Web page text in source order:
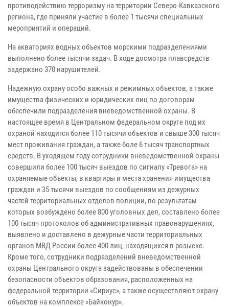
противодействию терроризму на территории Северо-Кавказского
региона, где приняли участие в более 1 тысячи специальных
мероприятий и операций.
На акваториях водных объектов морскими подразделениями
выполнено более тысячи задач. В ходе досмотра плавсредств
задержано 370 нарушителей.
Надежную охрану особо важных и режимных объектов, а также
имущества физических и юридических лиц по договорам
обеспечили подразделения вневедомственной охраны. В
настоящее время в Центральном федеральном округе под их
охраной находится более 110 тысячи объектов и свыше 300 тысяч
мест проживания граждан, а также боле 6 тысяч транспортных
средств. В уходящем году сотрудники вневедомственной охраны
совершили более 100 тысяч выездов по сигналу «Тревога» на
охраняемые объекты, в квартиры и места хранения имущества
граждан и 35 тысячи выездов по сообщениям из дежурных
частей территориальных отделов полиции, по результатам
которых возбуждено более 800 уголовных дел, составлено более
100 тысяч протоколов об административных правонарушениях,
выявлено и доставлено в дежурные части территориальных
органов МВД России более 400 лиц, находящихся в розыске.
Кроме того, сотрудники подразделений вневедомственной
охраны Центрального округа задействованы в обеспечении
безопасности объектов образования, расположенных на
федеральной территории «Сириус», а также осуществляют охрану
объектов на комплексе «Байконур».